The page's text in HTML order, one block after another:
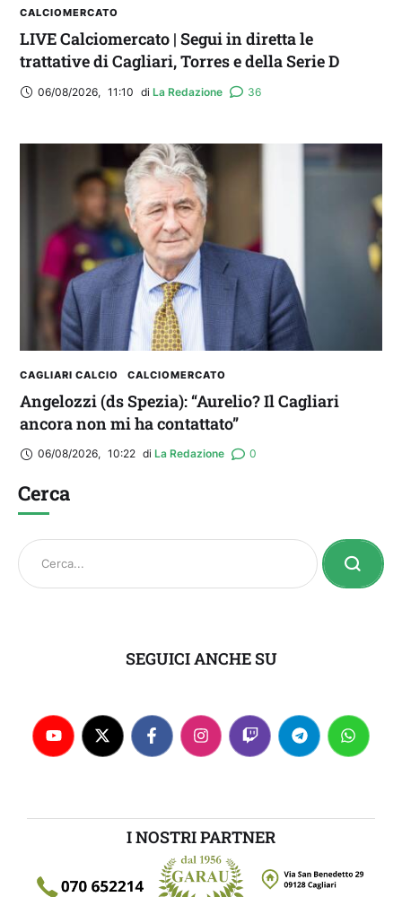
CALCIOMERCATO
LIVE Calciomercato | Segui in diretta le
trattative di Cagliari, Torres e della Serie D
06/08/2026, 11:10 di La Redazione 36
CAGLIARI CALCIO CALCIOMERCATO
Angelozzi (ds Spezia): “Aurelio? Il Cagliari
ancora non mi ha contattato”
06/08/2026, 10:22 di La Redazione 0
Cerca
SEGUICI ANCHE SU
I NOSTRI PARTNER